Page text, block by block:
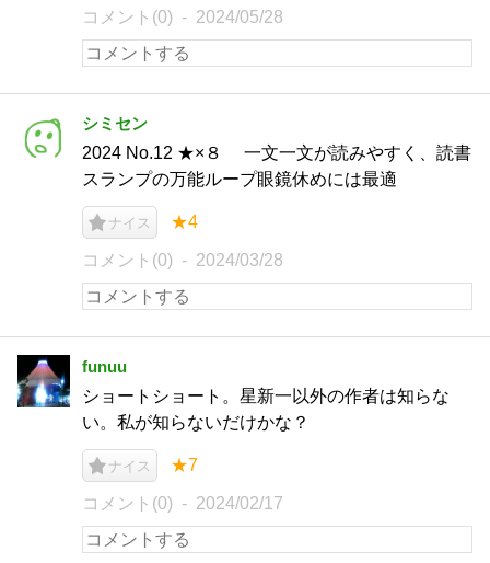
コメント(0) 2024/05/28
シミセン
2024 No.12 ★×８ 一文一文が読みやすく、読書
スランプの万能ループ眼鏡休めには最適
ナイス ★4
コメント(0) 2024/03/28
funuu
ショートショート。星新一以外の作者は知らな
い。私が知らないだけかな？
ナイス ★7
コメント(0) 2024/02/17